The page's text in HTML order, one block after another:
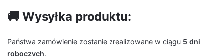
🚚 Wysyłka produktu:
Państwa zamówienie zostanie zrealizowane w ciągu 5 dni
roboczych.